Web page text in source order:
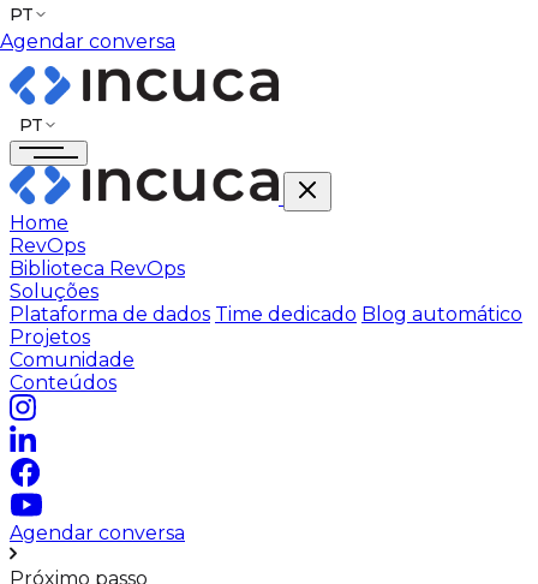
PT
Agendar conversa
PT
Home
RevOps
Biblioteca RevOps
Soluções
Plataforma de dados Time dedicado Blog automático
Projetos
Comunidade
Conteúdos
Agendar conversa
Próximo passo